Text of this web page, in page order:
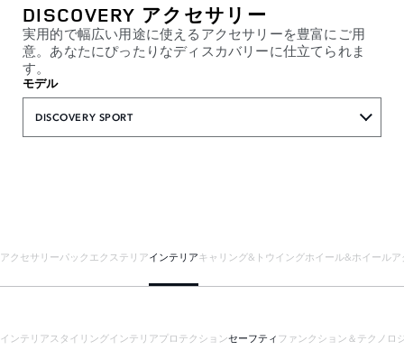
DISCOVERY アクセサリー
実用的で幅広い用途に使えるアクセサリーを豊富にご用
意。あなたにぴったりなディスカバリーに仕立てられま
す。
モデル
DISCOVERY SPORT
アクセサリーパック エクステリアインテリアキャリング&トウイングホイール&ホイール
インテリアスタイリングインテリアプロテクションセーフティファンクション＆テクノロ